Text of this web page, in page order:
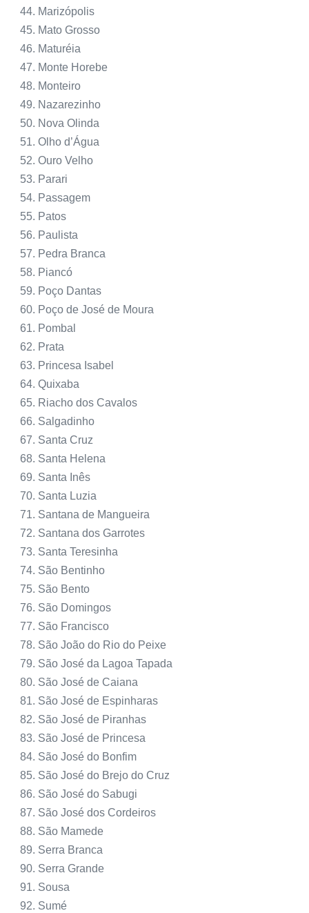
Marizópolis
Mato Grosso
Maturéia
Monte Horebe
Monteiro
Nazarezinho
Nova Olinda
Olho d’Água
Ouro Velho
Parari
Passagem
Patos
Paulista
Pedra Branca
Piancó
Poço Dantas
Poço de José de Moura
Pombal
Prata
Princesa Isabel
Quixaba
Riacho dos Cavalos
Salgadinho
Santa Cruz
Santa Helena
Santa Inês
Santa Luzia
Santana de Mangueira
Santana dos Garrotes
Santa Teresinha
São Bentinho
São Bento
São Domingos
São Francisco
São João do Rio do Peixe
São José da Lagoa Tapada
São José de Caiana
São José de Espinharas
São José de Piranhas
São José de Princesa
São José do Bonfim
São José do Brejo do Cruz
São José do Sabugi
São José dos Cordeiros
São Mamede
Serra Branca
Serra Grande
Sousa
Sumé